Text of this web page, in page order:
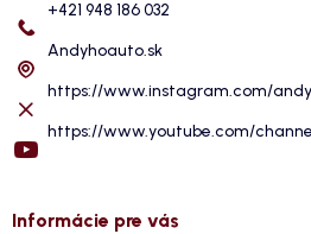
+421 948 186 032
Andyhoauto.sk
https://www.instagram.com/
https://www.youtube.com/
Informácie pre vás